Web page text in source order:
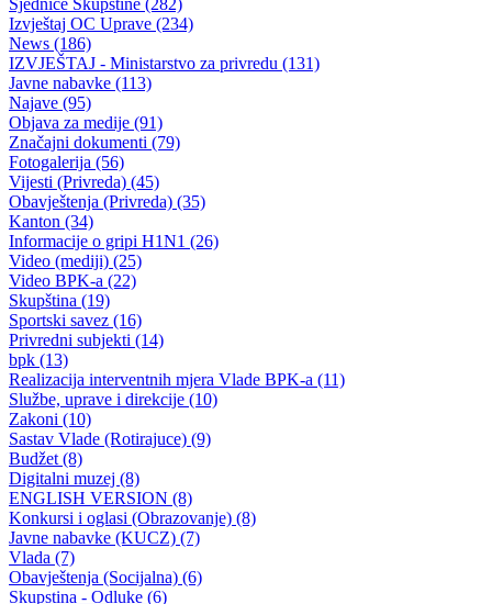
Odluka o ponistenju direktnog postupka nabavke armirano-betonskih
radova na sanaciji i rekonstrukciji postojeće stepenista koji sluzi kao
prilaz zgradi Vlade
31.05.2019